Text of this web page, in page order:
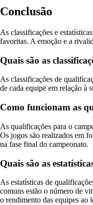
Conclusão
As classificações e
favoritas. A emoção e a
Quais são as
As classificações de
de cada equipe em relação à
Como funcionam as
As qualificações para o
Os jogos são realizados em
na fase final do campeonato.
Quais são as
As estatísticas de
comuns estão o número de
o rendimento das equipes ao